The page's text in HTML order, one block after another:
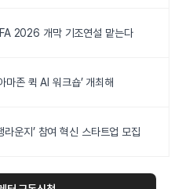
2026 개막 기조연설 맡는다
마존 퀵 AI 워크숍’ 개최해
라운지’ 참여 혁신 스타트업 모집